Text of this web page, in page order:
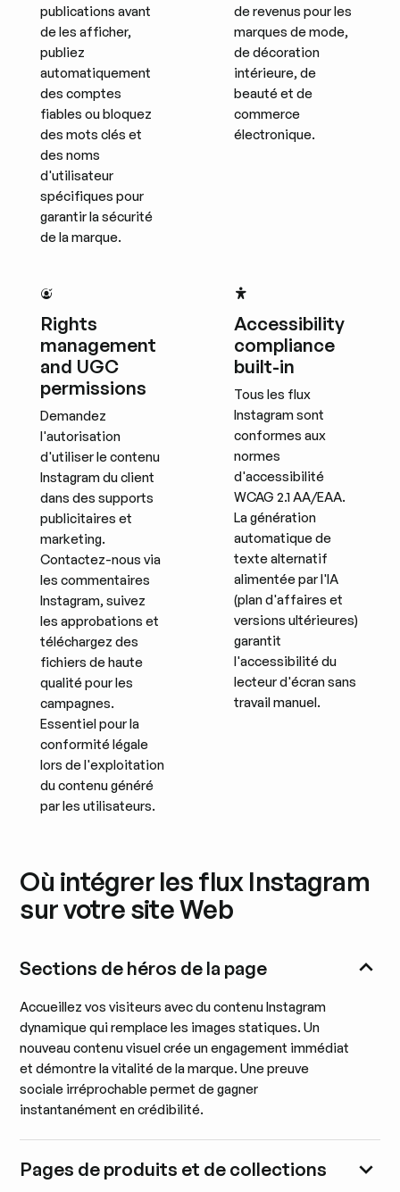
publications avant
de les afficher,
publiez
automatiquement
des comptes
fiables ou bloquez
des mots clés et
des noms
d'utilisateur
spécifiques pour
garantir la sécurité
de la marque.
de revenus pour les
marques de mode,
de décoration
intérieure, de
beauté et de
commerce
électronique.
Rights
management
and UGC
permissions
Demandez
l'autorisation
d'utiliser le contenu
Instagram du client
dans des supports
publicitaires et
marketing.
Contactez-nous via
les commentaires
Instagram, suivez
les approbations et
téléchargez des
fichiers de haute
qualité pour les
campagnes.
Essentiel pour la
conformité légale
lors de l'exploitation
du contenu généré
par les utilisateurs.
Accessibility
compliance
built-in
Tous les flux
Instagram sont
conformes aux
normes
d'accessibilité
WCAG 2.1 AA/EAA.
La génération
automatique de
texte alternatif
alimentée par l'IA
(plan d'affaires et
versions ultérieures)
garantit
l'accessibilité du
lecteur d'écran sans
travail manuel.
Où intégrer les flux Instagram
sur votre site Web
Sections de héros de la page
Accueillez vos visiteurs avec du contenu Instagram
dynamique qui remplace les images statiques. Un
nouveau contenu visuel crée un engagement immédiat
et démontre la vitalité de la marque. Une preuve
sociale irréprochable permet de gagner
instantanément en crédibilité.
Pages de produits et de collections